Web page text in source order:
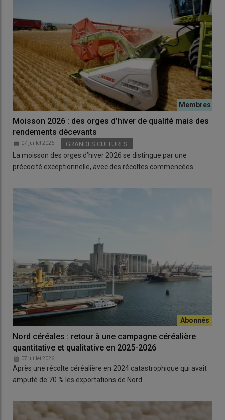
Moisson 2026 : des orges d’hiver de qualité mais des
rendements décevants
07 juillet 2026 GRANDES CULTURES
La moisson des orges d’hiver 2026 se distingue par une
précocité exceptionnelle, avec des récoltes commencées…
Nord céréales : retour à une campagne céréalière
quantitative et qualitative en 2025-2026
07 juillet 2026
Après une récolte céréalière en 2024 catastrophique qui avait
amputé de 70 % les exportations de Nord…